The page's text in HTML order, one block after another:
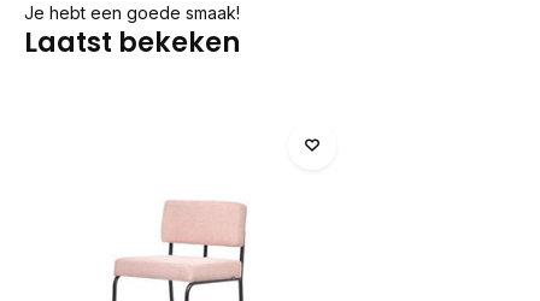
Je hebt een goede smaak!
Laatst bekeken